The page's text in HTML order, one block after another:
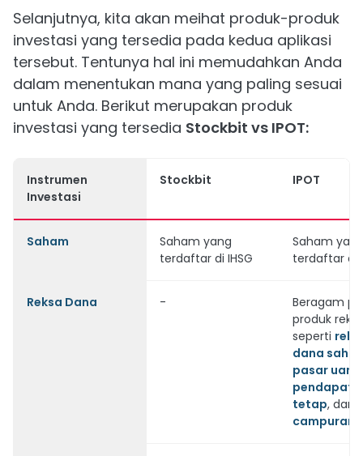
Selanjutnya, kita akan meihat produk-produk
investasi yang tersedia pada kedua aplikasi
tersebut. Tentunya hal ini memudahkan Anda
dalam menentukan mana yang paling sesuai
untuk Anda. Berikut merupakan produk
investasi yang tersedia Stockbit vs IPOT:
Instrumen
Investasi
Stockbit IPOT
Saham
Saham yang
terdaftar di IHSG
Saham
terdaftar di
Reksa Dana -
Beragam
produk
seperti
dana
pasar uang
tetap, dan
campuran